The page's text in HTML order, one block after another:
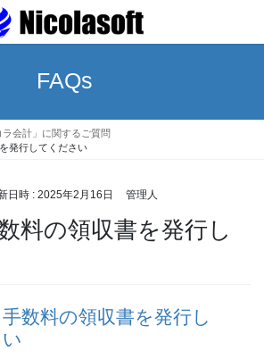
FAQs
ラ会計」に関するご質問
発行してください
日時 : 2025年2月16日 管理人
数料の領収書を発行し